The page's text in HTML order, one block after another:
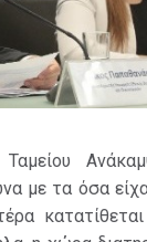
με τα όσα